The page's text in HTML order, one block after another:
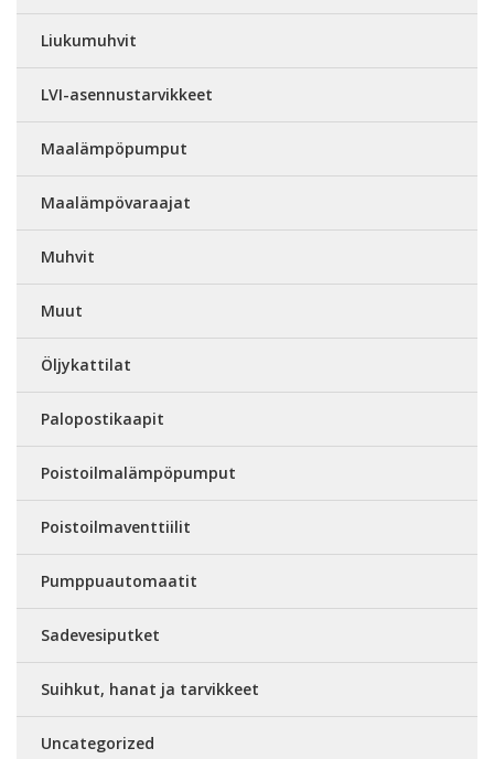
Liukumuhvit
LVI-asennustarvikkeet
Maalämpöpumput
Maalämpövaraajat
Muhvit
Muut
Öljykattilat
Palopostikaapit
Poistoilmalämpöpumput
Poistoilmaventtiilit
Pumppuautomaatit
Sadevesiputket
Suihkut, hanat ja tarvikkeet
Uncategorized